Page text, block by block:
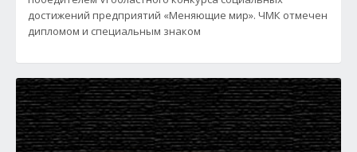
достижений предприятий «Меняющие мир». ЧМК отмечен
дипломом и специальным знаком